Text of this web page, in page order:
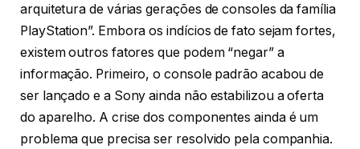
arquitetura de várias gerações de consoles da família
PlayStation”. Embora os indícios de fato sejam fortes,
existem outros fatores que podem “negar” a
informação. Primeiro, o console padrão acabou de
ser lançado e a Sony ainda não estabilizou a oferta
do aparelho. A crise dos componentes ainda é um
problema que precisa ser resolvido pela companhia.